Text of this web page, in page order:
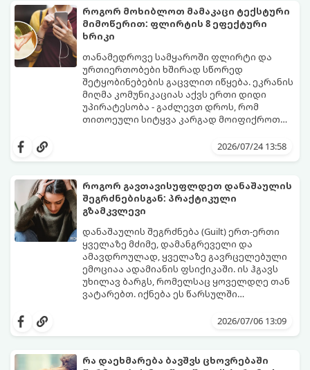
მოთმინებას მოითხოვს.
როგორ მოხიბლოთ მამაკაცი ტექსტური
მიმოწერით: ფლირტის 8 ეფექტური
ხრიკი
თანამედროვე სამყაროში ფლირტი და
ურთიერთობები ხშირად სწორედ
შეტყობინებების გაცვლით იწყება. ეკრანის
მიღმა კომუნიკაციას აქვს ერთი დიდი
უპირატესობა - გაძლევთ დროს, რომ
თითოეული სიტყვა კარგად მოიფიქროთ
მოაცილოს და მოუთმენლად ელოდოს
წესი:
2026/07/24 13:58
როგორ გავთავისუფლდეთ დანაშაულის
შეგრძნებისგან: პრაქტიკული
გზამკვლევი
დანაშაულის შეგრძნება (Guilt) ერთ-ერთი
ყველაზე მძიმე, დამანგრეველი და
ამავდროულად, ყველაზე გავრცელებული
ემოციაა ადამიანის ფსიქიკაში. ის ჰგავს
უხილავ ბარგს, რომელსაც ყოველდღე თან
ვატარებთ. იქნება ეს წარსულში
ტკენა, ოჯახის წევრებისთვის
გადაჭარბებული მოთხოვნები
დანაშაულის გრძნობას აქვს თავისი
საკუთარი თუ საზოგადოებრივი მორალური
2026/07/06 13:09
რა დაეხმარება ბავშვს ცხოვრებაში